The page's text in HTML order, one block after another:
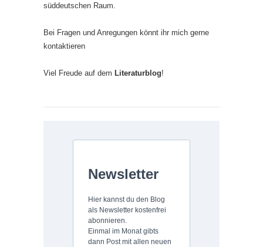
süddeutschen Raum.
Bei Fragen und Anregungen könnt ihr mich gerne
kontaktieren
Viel Freude auf dem Literaturblog!
Newsletter
Hier kannst du den Blog
als Newsletter kostenfrei
abonnieren.
Einmal im Monat gibts
dann Post mit allen neuen